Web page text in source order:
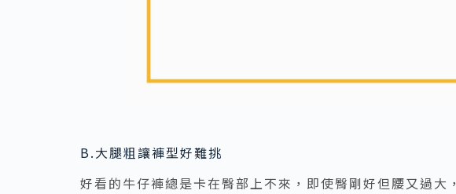
B.大腿粗讓褲型好難挑
好看的牛仔褲總是卡在臀部上不來，即使臀剛好但腰又過大，